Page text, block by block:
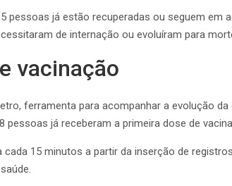
pessoas já estão recuperadas ou seguem em
de internação ou evoluíram para
vacinação
ferramenta para acompanhar a evolução
pessoas já receberam a primeira dose de
cada 15 minutos a partir da inserção de